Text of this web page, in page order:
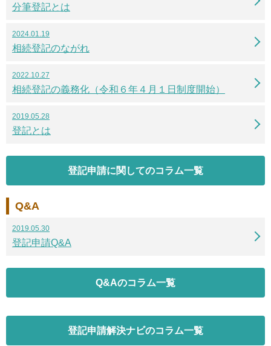
分筆登記とは
2024.01.19
相続登記のながれ
2022.10.27
相続登記の義務化（令和６年４月１日制度開始）
2019.05.28
登記とは
登記申請に関してのコラム一覧
Q&A
2019.05.30
登記申請Q&A
Q&Aのコラム一覧
登記申請解決ナビのコラム一覧